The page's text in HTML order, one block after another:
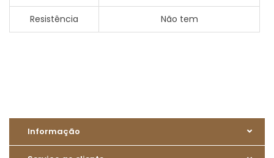
Resistência Não tem
Informação